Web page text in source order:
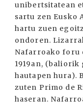
unibertsitatean
sartu zen Eusko
hartu zuen
ondoren.
Nafarroako foru
1919an, (baliorik
hautapen hura).
zuten Primo de
haseran.